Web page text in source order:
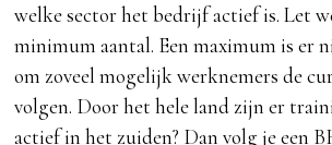
welke sector het bedrijf actief is. Let
minimum aantal. Een maximum is er
om zoveel mogelijk werknemers de
volgen. Door het hele land zijn er
actief in het zuiden? Dan volg je een